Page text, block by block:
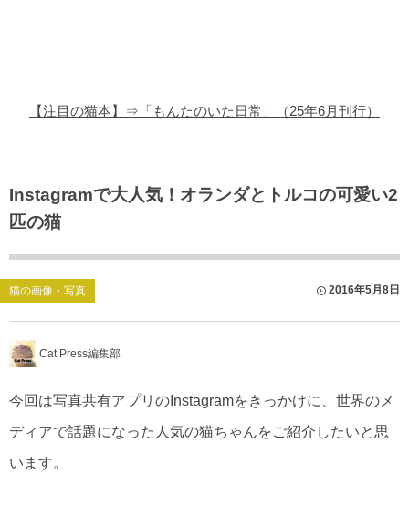
【注目の猫本】⇒「もんたのいた日常」（25年6月刊行）
Instagramで大人気！オランダとトルコの可愛い2
匹の猫
猫の画像・写真 2016年5月8日
Cat Press編集部
今回は写真共有アプリのInstagramをきっかけに、世界のメ
ディアで話題になった人気の猫ちゃんをご紹介したいと思
います。
猫のゲーム・アプリ
猫のフリー写真素材